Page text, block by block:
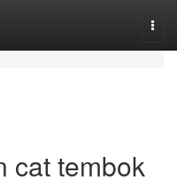
cat tembok